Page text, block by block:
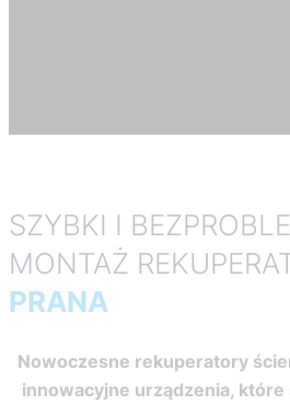
SZYBKI I
MONTAŻ
PRANA
Nowoczesne rekuperatory
innowacyjne urządzenia,